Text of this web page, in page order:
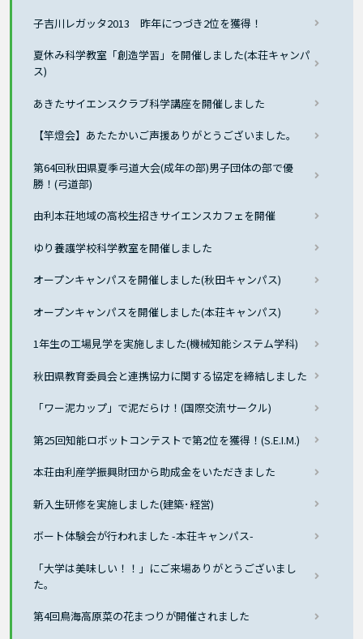
子吉川レガッタ2013 昨年につづき2位を獲得！
夏休み科学教室「創造学習」を開催しました(本荘キャンパ
ス)
あきたサイエンスクラブ科学講座を開催しました
【竿燈会】あたたかいご声援ありがとうございました。
第64回秋田県夏季弓道大会(成年の部)男子団体の部で優
勝！(弓道部)
由利本荘地域の高校生招きサイエンスカフェを開催
ゆり養護学校科学教室を開催しました
オープンキャンパスを開催しました(秋田キャンパス)
オープンキャンパスを開催しました(本荘キャンパス)
1年生の工場見学を実施しました(機械知能システム学科)
秋田県教育委員会と連携協力に関する協定を締結しました
「ワー泥カップ」で泥だらけ！(国際交流サークル)
第25回知能ロボットコンテストで第2位を獲得！(S.E.I.M.)
本荘由利産学振興財団から助成金をいただきました
新入生研修を実施しました(建築･経営)
ボート体験会が行われました -本荘キャンパス-
「大学は美味しい！！」にご来場ありがとうございまし
た。
第4回鳥海高原菜の花まつりが開催されました